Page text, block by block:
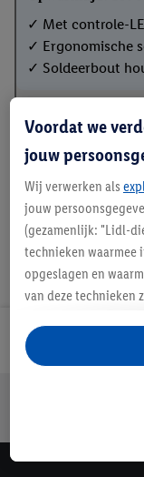
✓ Met controle-
✓ Ergonomische
✓ Soldeerbout
Handleidingen en
Jouw voordelen bij
Voordat we
jouw
Wij verwerken als
jouw
(gezamenlijk: "Lidl-
technieken
opgeslagen en
van deze technieken
opslaan van
analyseren van
gepersonaliseerde
gegevens over jouw